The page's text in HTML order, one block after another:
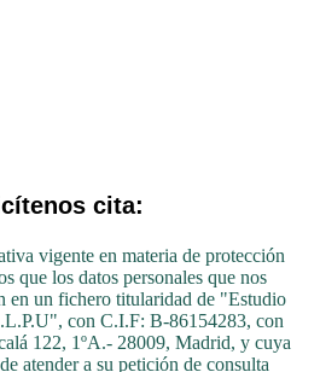
cita:
vigente en materia de protección
que los datos personales que nos
en un fichero titularidad de "Estudio
con C.I.F: B-86154283, con
122, 1ºA.- 28009, Madrid, y cuya
atender a su petición de consulta